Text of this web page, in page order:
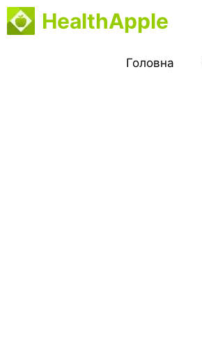
Перейти
до
HealthApple
Головна